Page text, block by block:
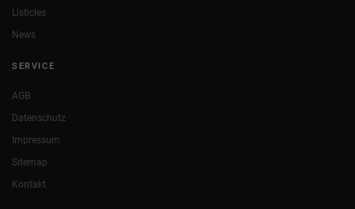
Listicles
News
SERVICE
AGB
Datenschutz
Impressum
Sitemap
Kontakt